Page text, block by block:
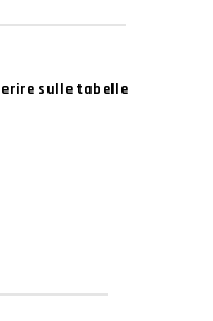
sulle tabelle